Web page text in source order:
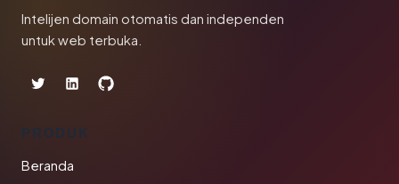
Intelijen domain otomatis dan independen
untuk web terbuka.
PRODUK
Beranda